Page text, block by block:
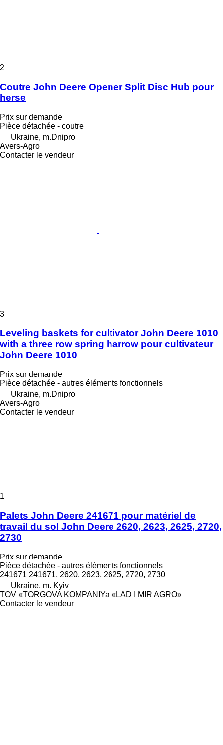
2
Coutre John Deere Opener Split Disc Hub pour
herse
Prix sur demande
Pièce détachée - coutre
Ukraine, m.Dnipro
Avers-Agro
Contacter le vendeur
3
Leveling baskets for cultivator John Deere 1010
with a three row spring harrow pour cultivateur
John Deere 1010
Prix sur demande
Pièce détachée - autres éléments fonctionnels
Ukraine, m.Dnipro
Avers-Agro
Contacter le vendeur
1
Palets John Deere 241671 pour matériel de
travail du sol John Deere 2620, 2623, 2625, 2720,
2730
Prix sur demande
Pièce détachée - autres éléments fonctionnels
241671 241671, 2620, 2623, 2625, 2720, 2730
Ukraine, m. Kyiv
TOV «TORGOVA KOMPANIYa «LAD I MIR AGRO»
Contacter le vendeur